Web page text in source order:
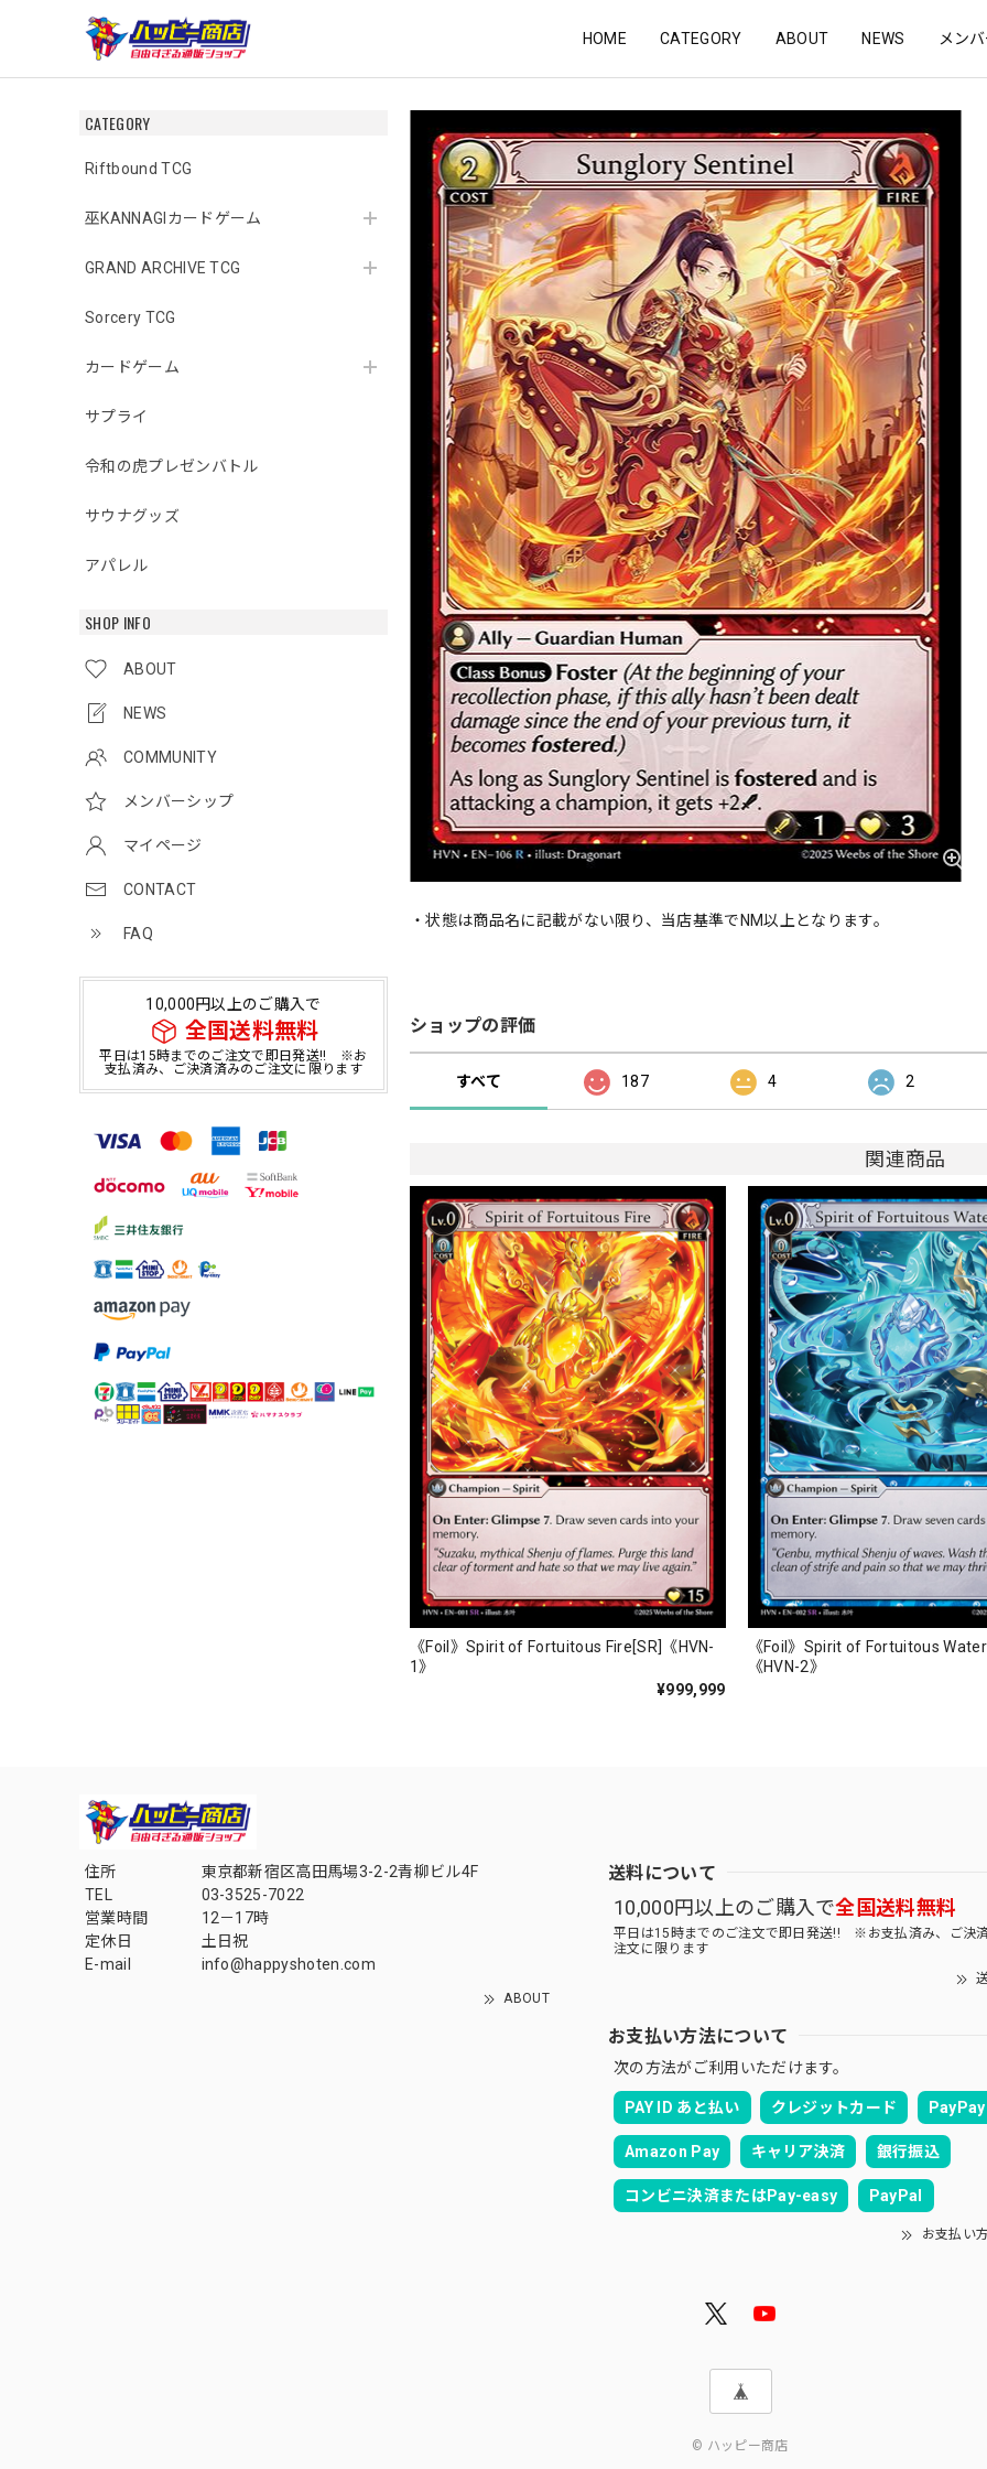
HOME CATEGORY ABOUT NEWS メン
CATEGORY
Riftbound TCG
巫KANNAGIカードゲーム
GRAND ARCHIVE TCG
Sorcery TCG
カードゲーム
サプライ
令和の虎プレゼンバトル
サウナグッズ
アパレル
SHOP INFO
ABOUT
NEWS
COMMUNITY
メンバーシップ
マイページ
CONTACT
FAQ
10,000円以上のご購入で
全国送料無料
平日は15時までのご注文で即日発送!! ※お
支払済み、ご決済済みのご注文に限ります
・状態は商品名に記載がない限り、当店基準でNM以上となります。
ショップの評価
すべて 187 4 2
関連商品
《Foil》Spirit of Fortuitous Fire[SR]《HVN-
1》
¥999,999
《Foil》Spirit of Fortuitous
《HVN-2》
住所
東京都新宿区高田馬場3-2-2青柳ビル4F
TEL
03-3525-7022
営業時間
12－17時
定休日
土日祝
E-mail
info@happyshoten.com
ABOUT
送料について
10,000円以上のご購入で全国送料無料
平日は15時までのご注文で即日発送!! ※お支払済み、ご決
注文に限ります
お支払い方法について
次の方法がご利用いただけます。
PAY ID あと払い クレジットカード PayPay
Amazon Pay キャリア決済 銀行振込
コンビニ決済またはPay-easy PayPal
お支払い
© ハッピー商店